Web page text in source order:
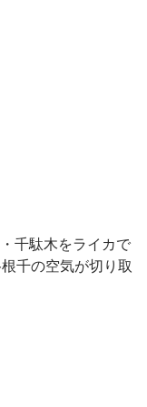
千駄木をライカで
千の空気が切り取